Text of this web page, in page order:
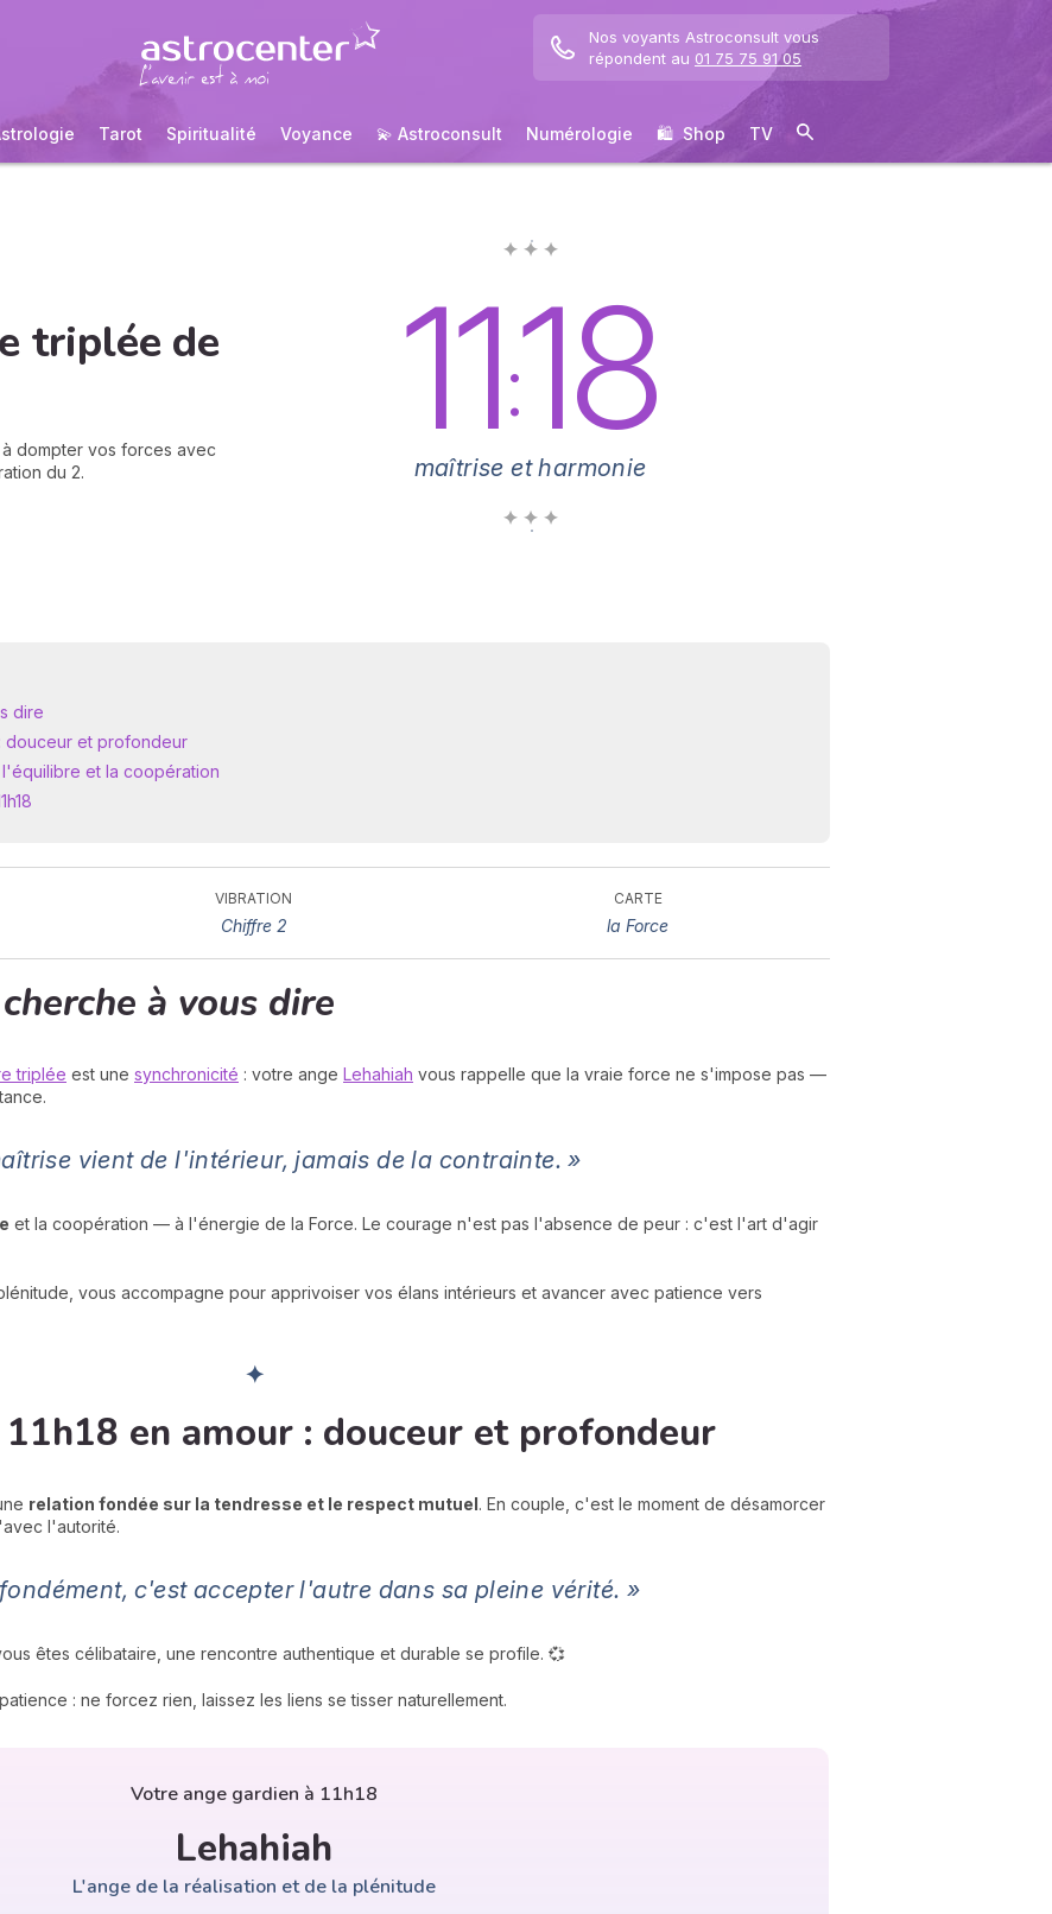
Nos voyants Astroconsult vous
répondent au 01 75 75 91 05
Tarot Spiritualité Voyance 💫 Astroconsult Numérologie 🛍 ️ Shop TV
triplée de
à dompter vos forces avec
du 2.
✦ ✦ ✦
11:18
maîtrise et harmonie
✦ ✦ ✦
dire
douceur et profondeur
l'équilibre et la coopération
VIBRATION
Chiffre 2
CARTE
la Force
cherche à vous dire
triplée est une synchronicité : votre ange Lehahiah vous rappelle que la vraie force ne s'impose pas —
vient de l'intérieur, jamais de la contrainte. »
et la coopération — à l'énergie de la Force. Le courage n'est pas l'absence de peur : c'est l'art d'agir
vous accompagne pour apprivoiser vos élans intérieurs et avancer avec patience vers
✦
en amour : douceur et profondeur
relation fondée sur la tendresse et le respect mutuel. En couple, c'est le moment de désamorcer
l'autorité.
c'est accepter l'autre dans sa pleine vérité. »
êtes célibataire, une rencontre authentique et durable se profile. 💞
: ne forcez rien, laissez les liens se tisser naturellement.
Votre ange gardien à 11h18
Lehahiah
L'ange de la réalisation et de la plénitude